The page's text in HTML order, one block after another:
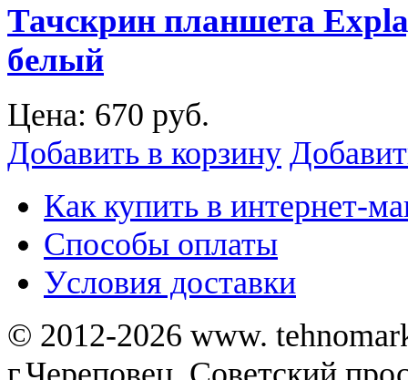
Тачскрин планшета
белый
Цена: 670 руб.
Добавить в корзину
Как купить в интернет-
Способы оплаты
Уcловия доставки
© 2012-2026 www.